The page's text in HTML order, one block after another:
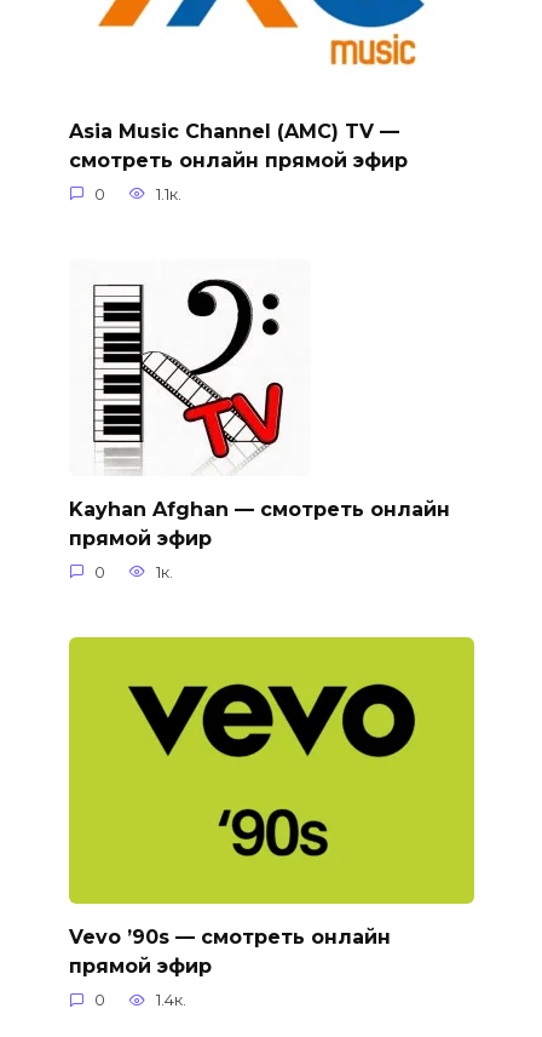
Asia Music Channel (AMC) TV —
смотреть онлайн прямой эфир
0 1.1к.
Kayhan Afghan — смотреть онлайн
прямой эфир
0 1к.
Vevo ’90s — смотреть онлайн
прямой эфир
0 1.4к.